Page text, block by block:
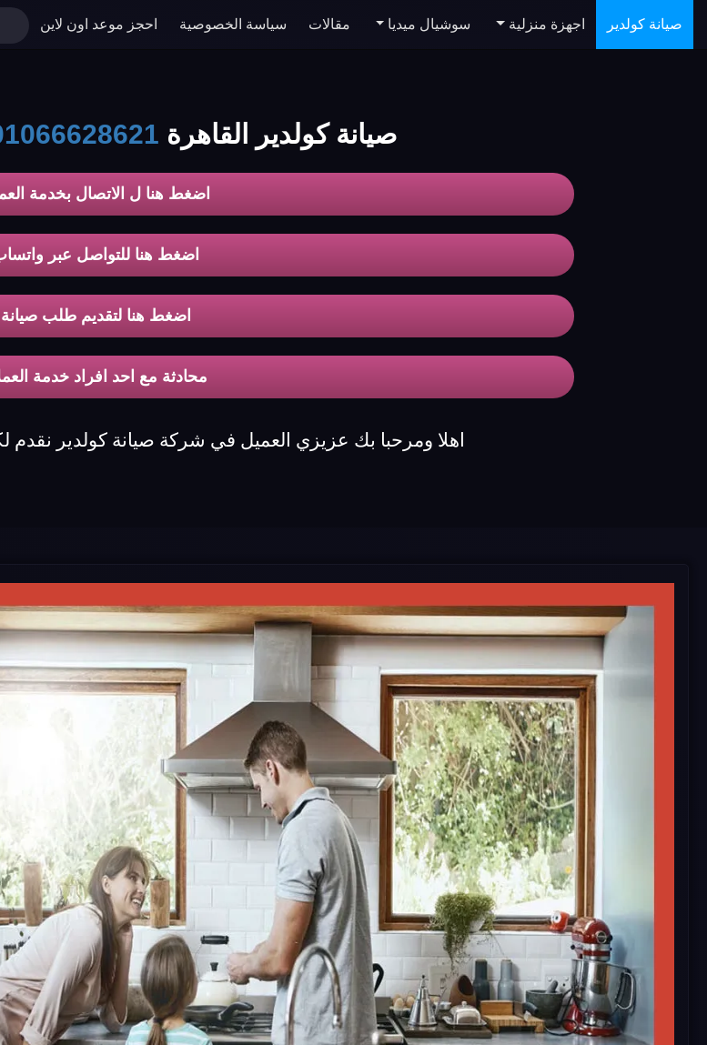
صيانة كولدير اجهزة منزلية سوشيال ميديا مقالات سياسة الخصوصية احجز موعد اون لاين
صيانة كولدير القاهرة
اضغط هنا ل الاتصال بخدمة
اضغط هنا للتواصل عبر
اضغط هنا لتقديم طلب صيانة
محادثة مع احد افراد خدمة
اهلا ومرحبا بك عزيزي العميل في شركة صيانة كولدير نقدم